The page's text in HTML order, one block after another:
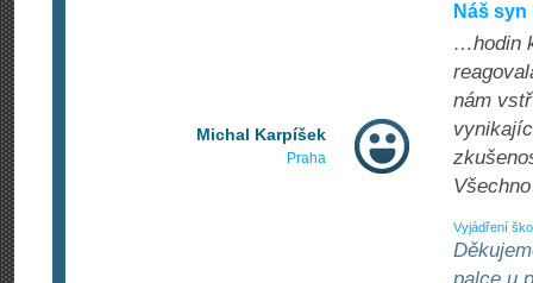
Michal Karpíšek
Praha
Náš
…hodin
nám
Vyjádření